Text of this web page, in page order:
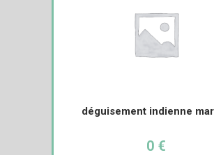
déguisement indienne
0 €